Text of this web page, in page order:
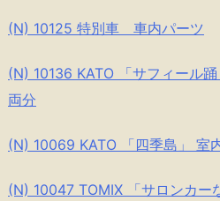
(N) 10125 特別車 車内パーツ
(N) 10136 KATO 「サフィール
両分
(N) 10069 KATO 「四季島」 室
(N) 10047 TOMIX 「サロンカー